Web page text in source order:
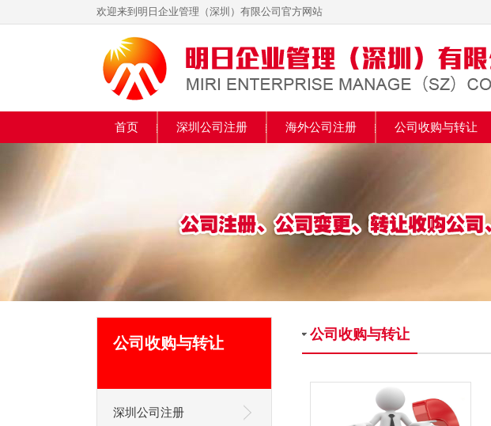
欢迎来到明日企业管理（深圳）有限公司官方网站
首页 深圳公司注册 海外公司注册 公司收购与转让
公司收购与转让
深圳公司注册
公司收购与转让